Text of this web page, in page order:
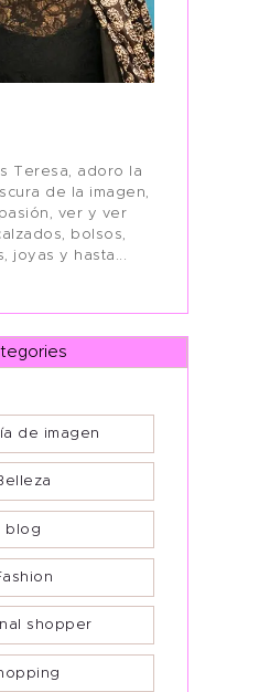
Teresa, adoro la
de la imagen,
ver y ver
bolsos,
joyas y hasta...
de imagen
blog
shopper